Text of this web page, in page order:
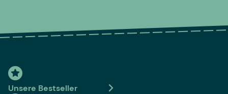
Unsere Bestseller